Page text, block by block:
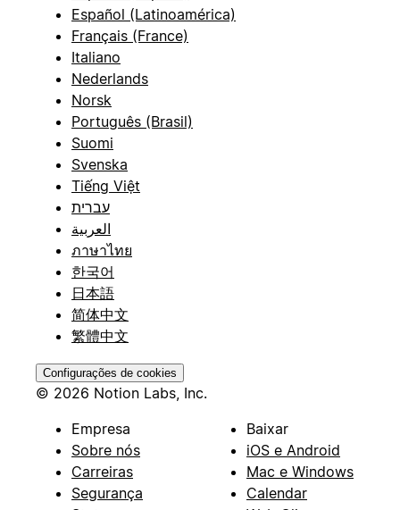
Español (Latinoamérica)
Français (France)
Italiano
Nederlands
Norsk
Português (Brasil)
Suomi
Svenska
Tiếng Việt
עברית
العربية
ภาษาไทย
한국어
日本語
简体中文
繁體中文
Configurações de cookies
© 2026 Notion Labs, Inc.
Empresa
Sobre nós
Carreiras
Segurança
Baixar
iOS e Android
Mac e Windows
Calendar